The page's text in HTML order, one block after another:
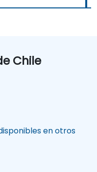
Chile
en otros